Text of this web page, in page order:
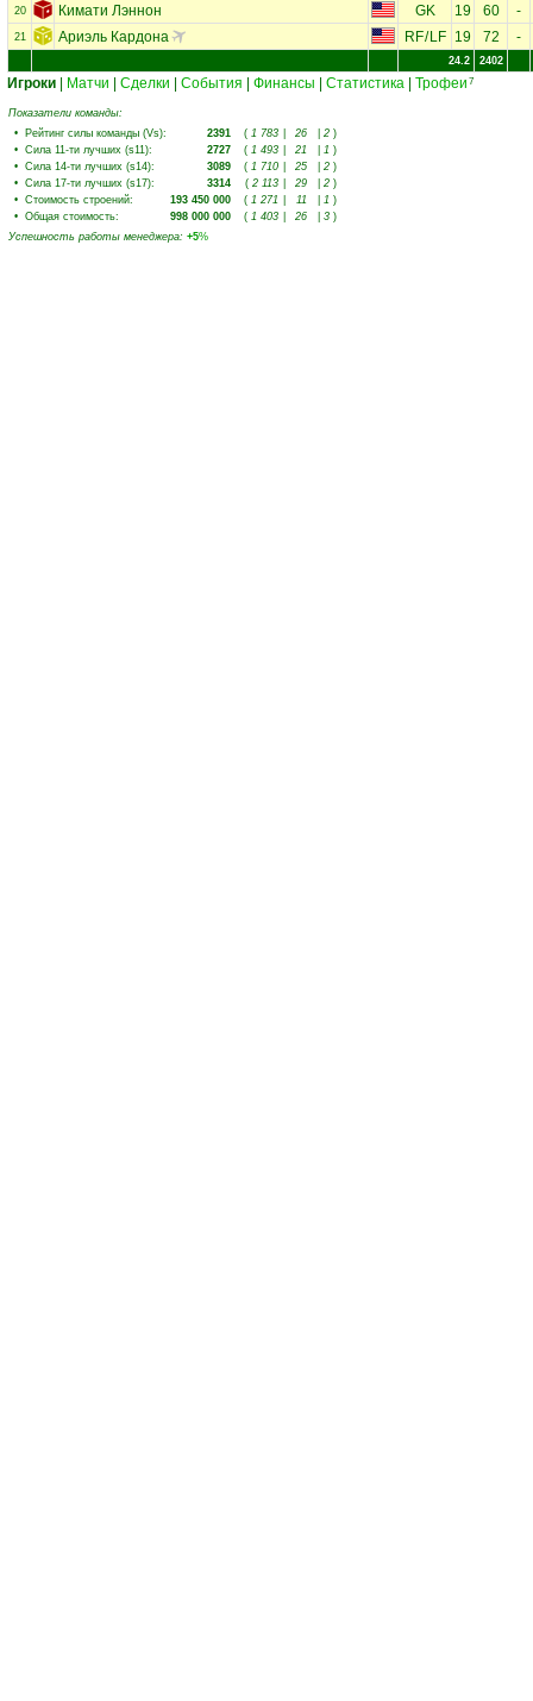
20 Кимати Лэннон GK 19 60 -
21 Ариэль Кардона RF/LF 19 72 -
24.2 2402
Игроки Матчи Сделки События Финансы Статистика Трофеи 7
Показатели команды:
• Рейтинг силы команды (Vs): 2391 ( 1 783 26 2 )
• Сила 11-ти лучших (s11): 2727 ( 1 493 21 1 )
• Сила 14-ти лучших (s14): 3089 ( 1 710 25 2 )
• Сила 17-ти лучших (s17): 3314 ( 2 113 29 2 )
• Стоимость строений: 193 450 000 ( 1 271 11 1 )
• Общая стоимость: 998 000 000 ( 1 403 26 3 )
Успешность работы менеджера: +5%